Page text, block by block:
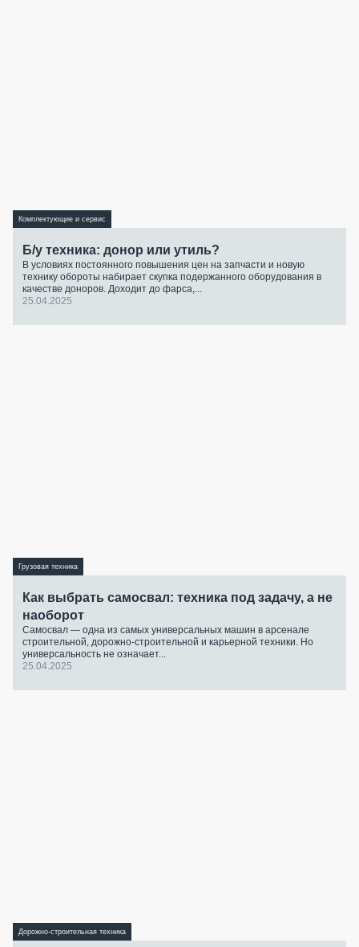
Комплектующие и сервис
Б/у техника: донор или утиль?
В условиях постоянного повышения цен на запчасти и новую
технику обороты набирает скупка подержанного оборудования в
качестве доноров. Доходит до фарса,...
25.04.2025
Грузовая техника
Как выбрать самосвал: техника под задачу, а не
наоборот
Самосвал — одна из самых универсальных машин в арсенале
строительной, дорожно-строительной и карьерной техники. Но
универсальность не означает...
25.04.2025
Дорожно-строительная техника